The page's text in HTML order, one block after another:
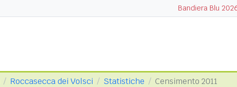
Bandiera Blu
Roccasecca dei Volsci Statistiche Censimento 2011